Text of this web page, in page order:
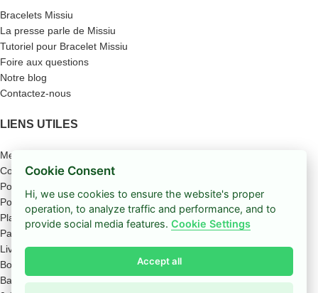
Bracelets Missiu
La presse parle de Missiu
Tutoriel pour Bracelet Missiu
Foire aux questions
Notre blog
Contactez-nous
LIENS UTILES
Mentions légales
Conditions générales de vente
Politique des cookies
Politique de confidentialité
Plan du site
Paiement sécurisé
Livraison
Boutique
Barre latérale
Cookie Consent
Hi, we use cookies to ensure the website's proper
operation, to analyze traffic and performance, and to
provide social media features.Cookie Settings
Accept all